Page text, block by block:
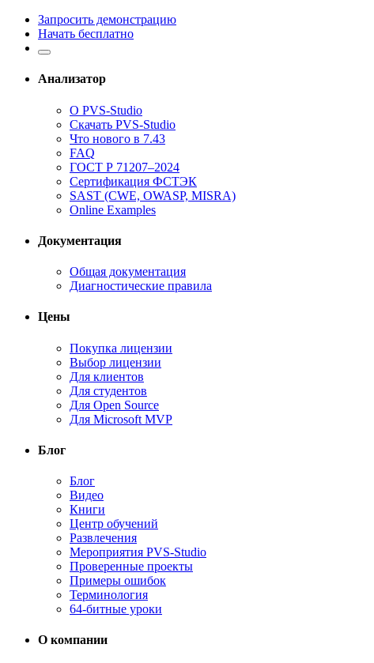
Запросить демонстрацию
Начать бесплатно
Анализатор
О PVS-Studio
Скачать PVS-Studio
Что нового в 7.43
FAQ
ГОСТ Р 71207–2024
Сертификация ФСТЭК
SAST (CWE, OWASP, MISRA)
Online Examples
Документация
Общая документация
Диагностические правила
Цены
Покупка лицензии
Выбор лицензии
Для клиентов
Для студентов
Для Open Source
Для Microsoft MVP
Блог
Блог
Видео
Книги
Центр обучений
Развлечения
Мероприятия PVS-Studio
Проверенные проекты
Примеры ошибок
Терминология
64-битные уроки
О компании